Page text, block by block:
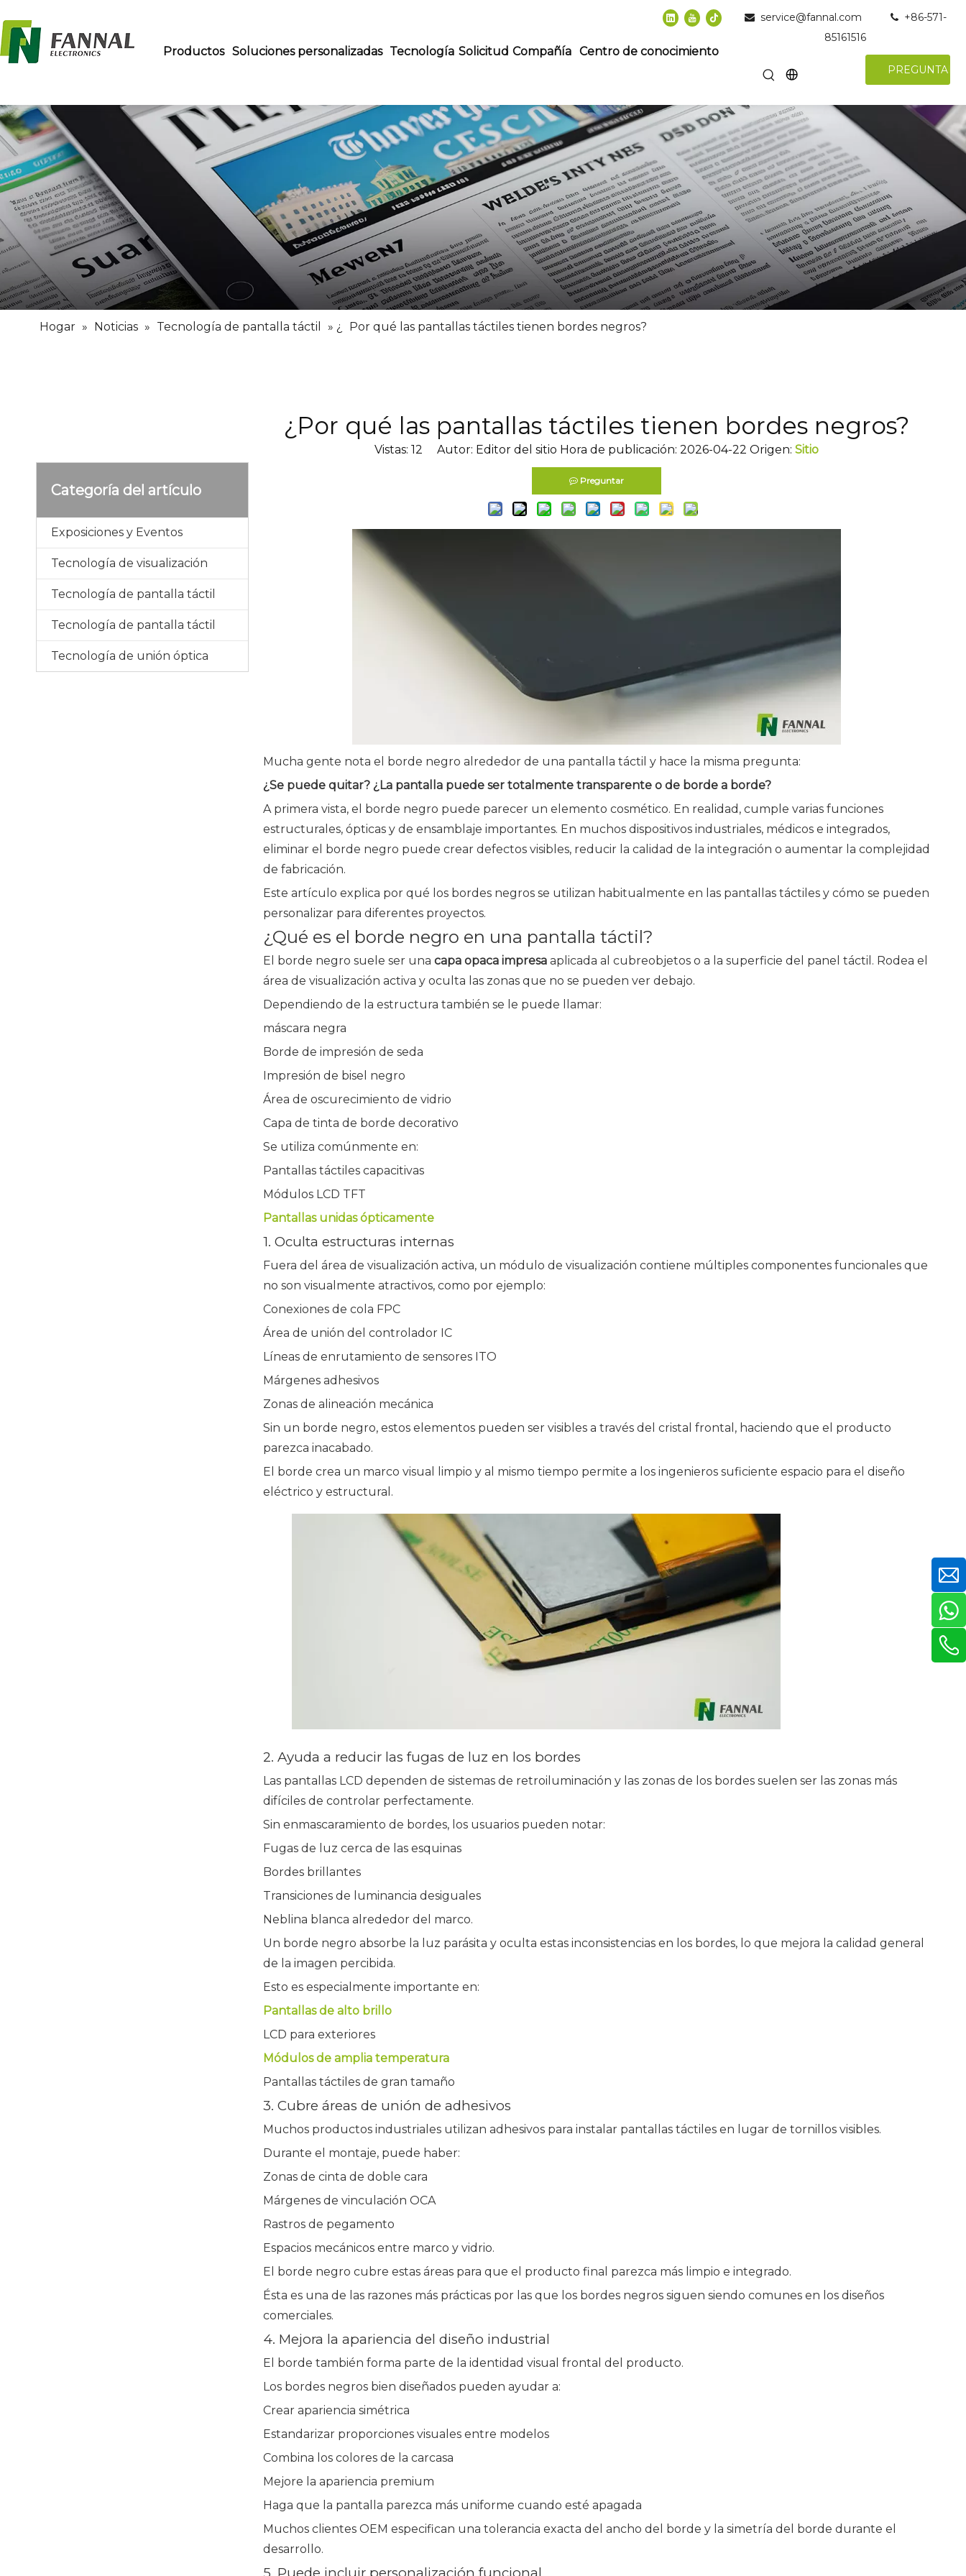
Productos Soluciones personalizadas Tecnología Solicitud Compañía Centro de conocimiento
 service@fannal.com +86-571-
85161516
PREGUNTAR
Hogar » Noticias » Tecnología de pantalla táctil » ¿ Por qué las pantallas táctiles tienen bordes negros?
Categoría del artículo
Exposiciones y Eventos
Tecnología de visualización
Tecnología de pantalla táctil
Tecnología de pantalla táctil
Tecnología de unión óptica
¿Por qué las pantallas táctiles tienen bordes negros?
Vistas: 12 Autor: Editor del sitio Hora de publicación: 2026-04-22 Origen: Sitio
Preguntar
Mucha gente nota el borde negro alrededor de una pantalla táctil y hace la misma pregunta:
¿Se puede quitar? ¿La pantalla puede ser totalmente transparente o de borde a borde?
A primera vista, el borde negro puede parecer un elemento cosmético. En realidad, cumple varias funciones
estructurales, ópticas y de ensamblaje importantes. En muchos dispositivos industriales, médicos e integrados,
eliminar el borde negro puede crear defectos visibles, reducir la calidad de la integración o aumentar la complejidad
de fabricación.
Este artículo explica por qué los bordes negros se utilizan habitualmente en las pantallas táctiles y cómo se pueden
personalizar para diferentes proyectos.
¿Qué es el borde negro en una pantalla táctil?
El borde negro suele ser una capa opaca impresa aplicada al cubreobjetos o a la superficie del panel táctil. Rodea el
área de visualización activa y oculta las zonas que no se pueden ver debajo.
Dependiendo de la estructura también se le puede llamar:
máscara negra
Borde de impresión de seda
Impresión de bisel negro
Área de oscurecimiento de vidrio
Capa de tinta de borde decorativo
Se utiliza comúnmente en:
Pantallas táctiles capacitivas
Módulos LCD TFT
Pantallas unidas ópticamente
1. Oculta estructuras internas
Fuera del área de visualización activa, un módulo de visualización contiene múltiples componentes funcionales que
no son visualmente atractivos, como por ejemplo:
Conexiones de cola FPC
Área de unión del controlador IC
Líneas de enrutamiento de sensores ITO
Márgenes adhesivos
Zonas de alineación mecánica
Sin un borde negro, estos elementos pueden ser visibles a través del cristal frontal, haciendo que el producto
parezca inacabado.
El borde crea un marco visual limpio y al mismo tiempo permite a los ingenieros suficiente espacio para el diseño
eléctrico y estructural.
2. Ayuda a reducir las fugas de luz en los bordes
Las pantallas LCD dependen de sistemas de retroiluminación y las zonas de los bordes suelen ser las zonas más
difíciles de controlar perfectamente.
Sin enmascaramiento de bordes, los usuarios pueden notar:
Fugas de luz cerca de las esquinas
Bordes brillantes
Transiciones de luminancia desiguales
Neblina blanca alrededor del marco.
Un borde negro absorbe la luz parásita y oculta estas inconsistencias en los bordes, lo que mejora la calidad general
de la imagen percibida.
Esto es especialmente importante en:
Pantallas de alto brillo
LCD para exteriores
Módulos de amplia temperatura
Pantallas táctiles de gran tamaño
3. Cubre áreas de unión de adhesivos
Muchos productos industriales utilizan adhesivos para instalar pantallas táctiles en lugar de tornillos visibles.
Durante el montaje, puede haber:
Zonas de cinta de doble cara
Márgenes de vinculación OCA
Rastros de pegamento
Espacios mecánicos entre marco y vidrio.
El borde negro cubre estas áreas para que el producto final parezca más limpio e integrado.
Ésta es una de las razones más prácticas por las que los bordes negros siguen siendo comunes en los diseños
comerciales.
4. Mejora la apariencia del diseño industrial
El borde también forma parte de la identidad visual frontal del producto.
Los bordes negros bien diseñados pueden ayudar a:
Crear apariencia simétrica
Estandarizar proporciones visuales entre modelos
Combina los colores de la carcasa
Mejore la apariencia premium
Haga que la pantalla parezca más uniforme cuando esté apagada
Muchos clientes OEM especifican una tolerancia exacta del ancho del borde y la simetría del borde durante el
desarrollo.